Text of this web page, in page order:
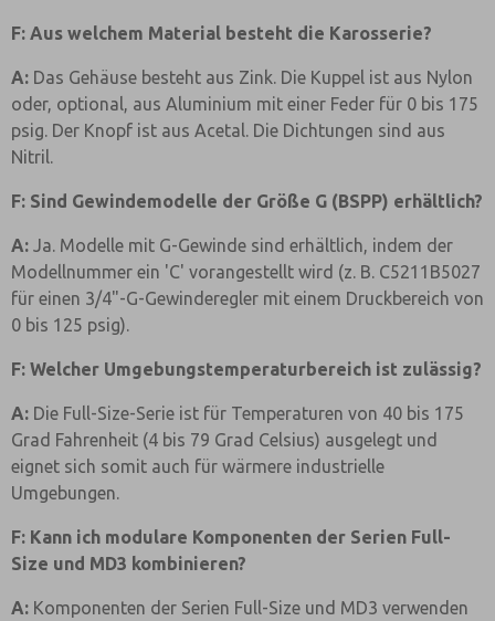
F: Aus welchem Material besteht die Karosserie?
A: Das Gehäuse besteht aus Zink. Die Kuppel ist aus Nylon
oder, optional, aus Aluminium mit einer Feder für 0 bis 175
psig. Der Knopf ist aus Acetal. Die Dichtungen sind aus
Nitril.
F: Sind Gewindemodelle der Größe G (BSPP) erhältlich?
A: Ja. Modelle mit G-Gewinde sind erhältlich, indem der
Modellnummer ein 'C' vorangestellt wird (z. B. C5211B5027
für einen 3/4"-G-Gewinderegler mit einem Druckbereich von
0 bis 125 psig).
F: Welcher Umgebungstemperaturbereich ist zulässig?
A: Die Full-Size-Serie ist für Temperaturen von 40 bis 175
Grad Fahrenheit (4 bis 79 Grad Celsius) ausgelegt und
eignet sich somit auch für wärmere industrielle
Umgebungen.
F: Kann ich modulare Komponenten der Serien Full-
Size und MD3 kombinieren?
A: Komponenten der Serien Full-Size und MD3 verwenden